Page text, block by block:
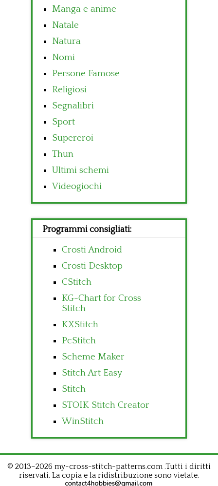
Manga e anime
Natale
Natura
Nomi
Persone Famose
Religiosi
Segnalibri
Sport
Supereroi
Thun
Ultimi schemi
Videogiochi
Programmi consigliati:
Crosti Android
Crosti Desktop
CStitch
KG-Chart for Cross
Stitch
KXStitch
PcStitch
Scheme Maker
Stitch Art Easy
Stitch
STOIK Stitch Creator
WinStitch
© 2013–2026 my-cross-stitch-patterns.com .Tutti i diritti
riservati. La copia e la ridistribuzione sono vietate.